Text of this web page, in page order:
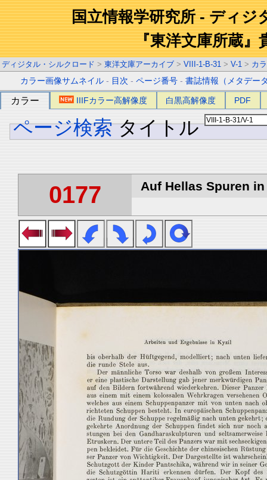
国立情報学研究所 - ディジ
『東洋文庫所蔵』
ディジタル・シルクロード > 東洋文庫アーカイブ > VIII-1-B-31 > V-1 > カ
カラー画像サムネイル - 目次 -ページ番号 -書誌情報（メタデー
カラー IIIFカラー高解像度 白黒高解像度 PDF
ページ検索 タイトル
0177 Auf Hellas Spuren